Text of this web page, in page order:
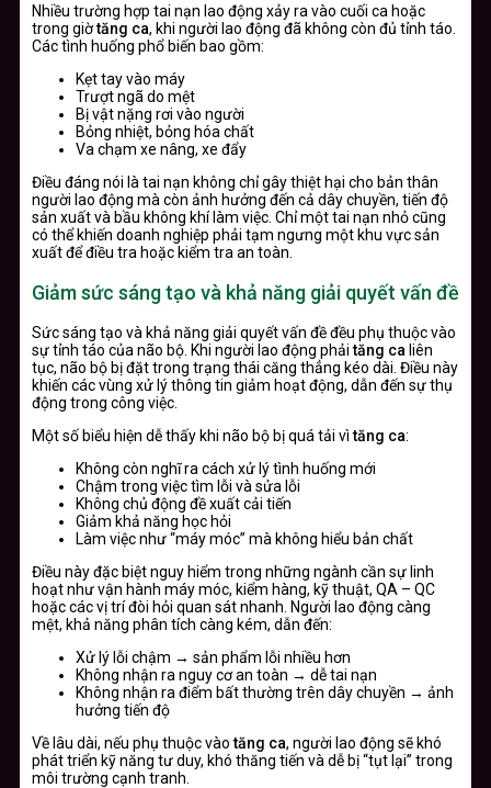
Nhiều trường hợp tai nạn lao động xảy ra vào cuối ca hoặc
trong giờtăng ca, khi người lao động đã không còn đủ tỉnh táo.
Các tình huống phổ biến bao gồm:
Kẹt tay vào máy
Trượt ngã do mệt
Bị vật nặng rơi vào người
Bỏng nhiệt, bỏng hóa chất
Va chạm xe nâng, xe đẩy
Điều đáng nói là tai nạn không chỉ gây thiệt hại cho bản thân
người lao động mà còn ảnh hưởng đến cả dây chuyền, tiến độ
sản xuất và bầu không khí làm việc. Chỉ một tai nạn nhỏ cũng
có thể khiến doanh nghiệp phải tạm ngưng một khu vực sản
xuất để điều tra hoặc kiểm tra an toàn.
Giảm sức sáng tạo và khả năng giải quyết vấn đề
Sức sáng tạo và khả năng giải quyết vấn đề đều phụ thuộc vào
sự tỉnh táo của não bộ. Khi người lao động phảităng ca liên
tục, não bộ bị đặt trong trạng thái căng thẳng kéo dài. Điều này
khiến các vùng xử lý thông tin giảm hoạt động, dẫn đến sự thụ
động trong công việc.
Một số biểu hiện dễ thấy khi não bộ bị quá tải vìtăng ca:
Không còn nghĩ ra cách xử lý tình huống mới
Chậm trong việc tìm lỗi và sửa lỗi
Không chủ động đề xuất cải tiến
Giảm khả năng học hỏi
Làm việc như “máy móc” mà không hiểu bản chất
Điều này đặc biệt nguy hiểm trong những ngành cần sự linh
hoạt như vận hành máy móc, kiểm hàng, kỹ thuật, QA – QC
hoặc các vị trí đòi hỏi quan sát nhanh. Người lao động càng
mệt, khả năng phân tích càng kém, dẫn đến:
Xử lý lỗi chậm → sản phẩm lỗi nhiều hơn
Không nhận ra nguy cơ an toàn → dễ tai nạn
Không nhận ra điểm bất thường trên dây chuyền → ảnh
hưởng tiến độ
Về lâu dài, nếu phụ thuộc vàotăng ca, người lao động sẽ khó
phát triển kỹ năng tư duy, khó thăng tiến và dễ bị “tụt lại” trong
môi trường cạnh tranh.